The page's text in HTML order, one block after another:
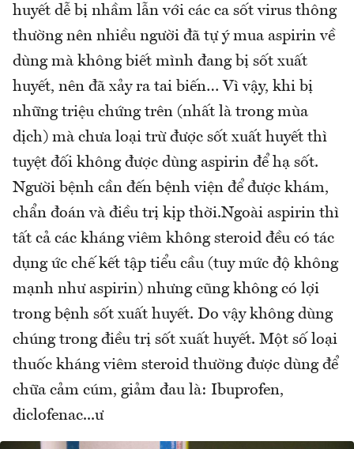
huyết dễ bị nhầm lẫn với các ca sốt virus thông
thường nên nhiều người đã tự ý mua aspirin về
dùng mà không biết mình đang bị sốt xuất
huyết, nên đã xảy ra tai biến… Vì vậy, khi bị
những triệu chứng trên (nhất là trong mùa
dịch) mà chưa loại trừ được sốt xuất huyết thì
tuyệt đối không được dùng aspirin để hạ sốt.
Người bệnh cần đến bệnh viện để được khám,
chẩn đoán và điều trị kịp thời.Ngoài aspirin thì
tất cả các kháng viêm không steroid đều có tác
dụng ức chế kết tập tiểu cầu (tuy mức độ không
mạnh như aspirin) nhưng cũng không có lợi
trong bệnh sốt xuất huyết. Do vậy không dùng
chúng trong điều trị sốt xuất huyết. Một số loại
thuốc kháng viêm steroid thường được dùng để
chữa cảm cúm, giảm đau là: Ibuprofen,
diclofenac...ư